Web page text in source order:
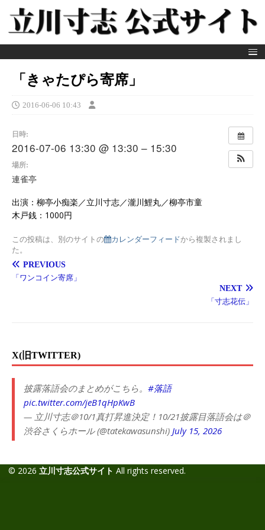
「きゃたぴら寄席」
2016-06-06 10:43
日時:
2016-07-06 13:30 @ 13:30 – 15:30
場所:
連雀亭
出演：柳亭小痴楽／立川寸志／瀧川鯉丸／柳亭市童
木戸銭：1000円
この投稿は、別のサイトの カレンダーフィードから複製されまし
た。
PREVIOUS
「ワンコイン寄席」
NEXT
「寸志花伝」
X(旧TWITTER)
披露落語会のまとめがこちら。 #落語
pic.twitter.com/jeB1qHpKwB
— 立川寸志＠10/1真打昇進決定！10/21披露目落語会は＠
渋谷さくらホール (@tatekawasunshi) July 15, 2026
© 2026 立川寸志公式サイト All rights reserved.